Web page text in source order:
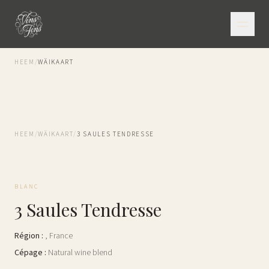
HEEM /WÄIKAART
HEEM /WÄIKAART/3 SAULES TENDRESSE
BLANC
3 Saules Tendresse
Région : , France
Cépage : Natural wine blend